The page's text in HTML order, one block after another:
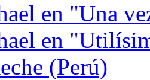
en "Una
en
(Perú)